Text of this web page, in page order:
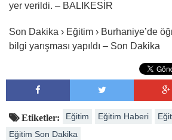
yer verildi. – BALIKESİR
Son Dakika › Eğitim › Burhaniye’de
bilgi yarışması yapıldı – Son Dakika
Etiketler: Eğitim Eğitim Haberi
Eğitim Son Dakika